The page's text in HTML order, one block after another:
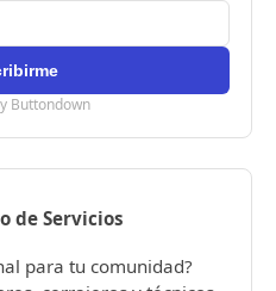
Buttondown
de Servicios
para tu comunidad?